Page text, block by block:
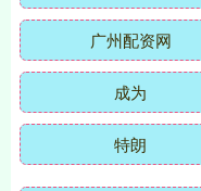
广州配资网
成为
特朗